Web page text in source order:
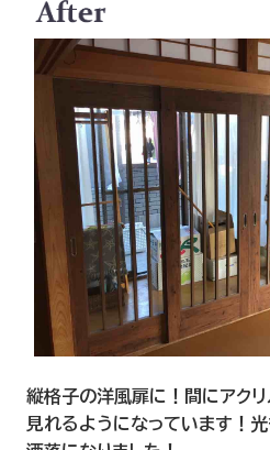
縦格子の洋風扉に！間にアク
見れるようになっています！